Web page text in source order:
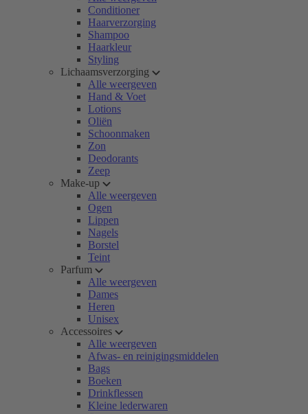
Conditioner
Haarverzorging
Shampoo
Haarkleur
Styling
Lichaamsverzorging
Alle weergeven
Hand & Voet
Lotions
Oliën
Schoonmaken
Zon
Deodorants
Zeep
Make-up
Alle weergeven
Ogen
Lippen
Nagels
Borstel
Teint
Parfum
Alle weergeven
Dames
Heren
Unisex
Accessoires
Alle weergeven
Afwas- en reinigingsmiddelen
Bags
Boeken
Drinkflessen
Kleine lederwaren